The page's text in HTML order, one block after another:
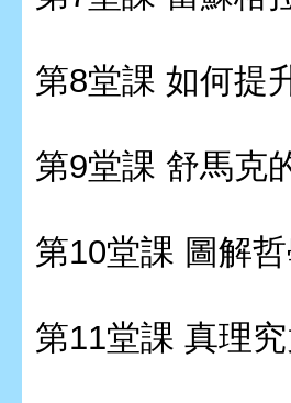
第8堂課 如何提
第9堂課 舒馬克
第10堂課 圖解
第11堂課 真理